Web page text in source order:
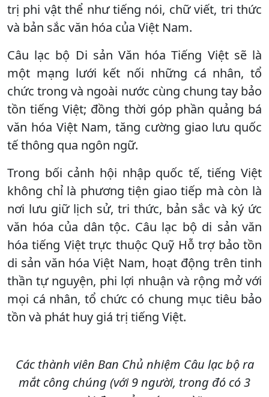
trị phi vật thể như tiếng nói, chữ viết, tri thức
và bản sắc văn hóa của Việt Nam.
Câu lạc bộ Di sản Văn hóa Tiếng Việt sẽ là
một mạng lưới kết nối những cá nhân, tổ
chức trong và ngoài nước cùng chung tay bảo
tồn tiếng Việt; đồng thời góp phần quảng bá
văn hóa Việt Nam, tăng cường giao lưu quốc
tế thông qua ngôn ngữ.
Trong bối cảnh hội nhập quốc tế, tiếng Việt
không chỉ là phương tiện giao tiếp mà còn là
nơi lưu giữ lịch sử, tri thức, bản sắc và ký ức
văn hóa của dân tộc. Câu lạc bộ di sản văn
hóa tiếng Việt trực thuộc Quỹ Hỗ trợ bảo tồn
di sản văn hóa Việt Nam, hoạt động trên tinh
thần tự nguyện, phi lợi nhuận và rộng mở với
mọi cá nhân, tổ chức có chung mục tiêu bảo
tồn và phát huy giá trị tiếng Việt.
Các thành viên Ban Chủ nhiệm Câu lạc bộ ra
mắt công chúng (với 9 người, trong đó có 3